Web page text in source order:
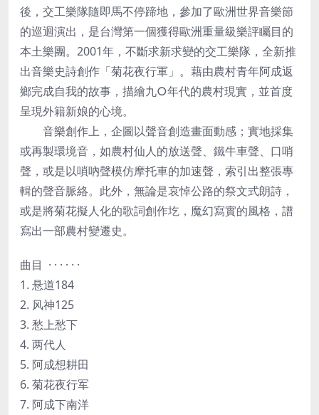
後，交工樂隊隨即馬不停蹄地，參加了歐洲世界音樂節
的巡迴演出，是台灣第一個獲得歐洲重量級樂評矚目的
本土樂團。2001年，不斷求新求變的交工樂隊，全新推
出音樂史詩創作「菊花夜行軍」。藉由農村青年阿成返
鄉完成自我的故事，描繪九○年代的農村現實，並首度
呈現外籍新娘的心境。
音樂創作上，企圖以聲音創造畫面動感；實地採集
或再製環境音，如農村仙人的放送聲、鐵牛車聲、口哨
聲，或是以嗩吶聲模仿摩托車的加速聲，索引出整張專
輯的聲音脈絡。此外，無論是哀悼公路的祭文式朗詩，
或是將菊花擬人化的歌詞創作圪，魔幻寫實的風格，譜
寫出一部農村變遷史。
曲目 · · · · · ·
1. 悬道184
2. 风神125
3. 愁上愁下
4. 两代人
5. 阿成想耕田
6. 菊花夜行军
7. 阿成下南洋